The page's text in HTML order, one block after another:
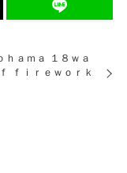
ｈａｍａ １８ｗａ
ｆｉｒｅｗｏｒｋ